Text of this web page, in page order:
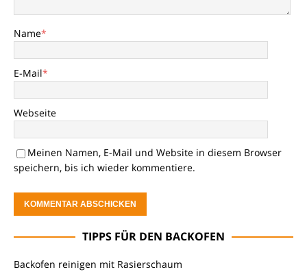
Name*
E-Mail*
Webseite
Meinen Namen, E-Mail und Website in diesem Browser
speichern, bis ich wieder kommentiere.
TIPPS FÜR DEN BACKOFEN
Backofen reinigen mit Rasierschaum